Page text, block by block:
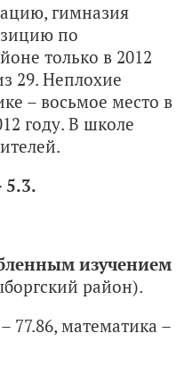
гимназия
по
только в 2012
29. Неплохие
– восьмое место в
году. В школе
изучением
район).
77.86, математика –